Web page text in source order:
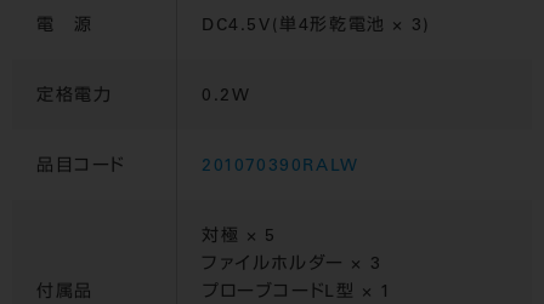
電 源 DC4.5V(単4形乾電池 × 3)
定格電力 0.2W
品目コード 201070390RALW
付属品
対極 × 5
ファイルホルダー × 3
プローブコードL型 × 1